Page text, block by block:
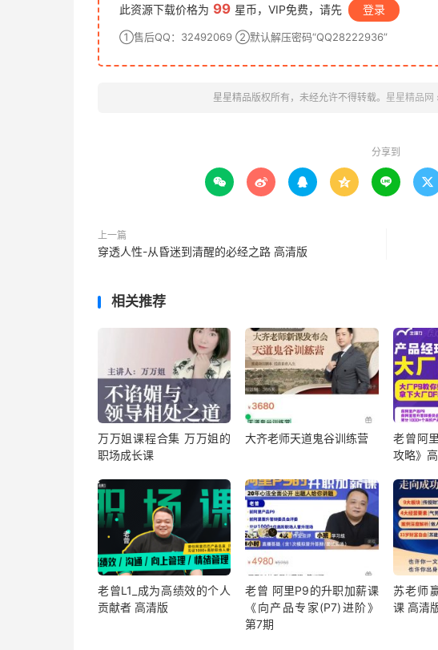
此资源下载价格为 99 星币，VIP免费，请先 登录
①售后QQ：32492069 ②默认解压密码“QQ28222936”
星星精品版权所有，未经允许不得转载。 星星精品网
分享到
     
上一篇
穿透人性-从昏迷到清醒的必经之路 高清版
相关推荐
万万姐课程合集 万万姐的
职场成长课
大齐老师天道鬼谷训练营
老曾阿
攻略》
老曾L1_成为高绩效的个人
贡献者 高清版
老曾 阿里P9的升职加薪课
《向产品专家(P7)进阶》
第7期
苏老师
课 高清